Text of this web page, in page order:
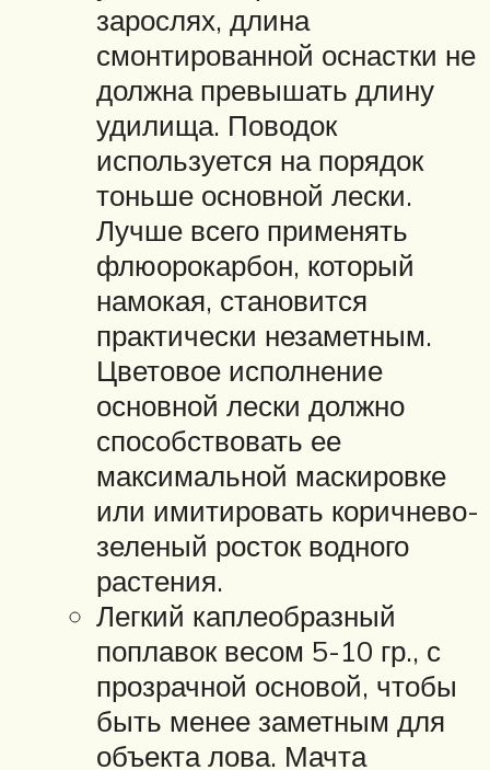
зарослях, длина
смонтированной оснастки не
должна превышать длину
удилища. Поводок
используется на порядок
тоньше основной лески.
Лучше всего применять
флюорокарбон, который
намокая, становится
практически незаметным.
Цветовое исполнение
основной лески должно
способствовать ее
максимальной маскировке
или имитировать коричнево-
зеленый росток водного
растения.
Легкий каплеобразный
поплавок весом 5-10 гр., с
прозрачной основой, чтобы
быть менее заметным для
объекта лова. Мачта